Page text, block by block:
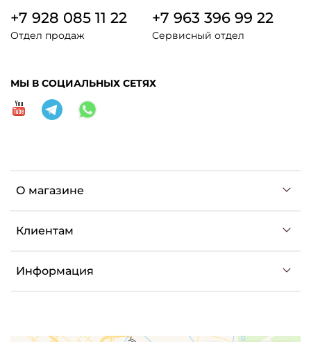
О магазине
Клиентам
Информация
+7 928 085 11 22
Отдел продаж
+7 963 396 99 22
Сервисный отдел
МЫ В СОЦИАЛЬНЫХ СЕТЯХ